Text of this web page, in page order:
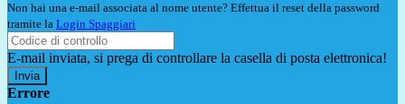
Non hai una e-mail associata al nome utente? Effettua il reset della password
tramite la Login Spaggiari
E-mail inviata, si prega di controllare la casella di posta elettronica!
Errore